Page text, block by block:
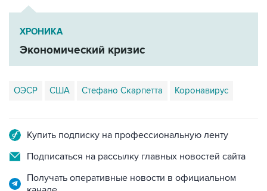
ХРОНИКА
Экономический кризис
ОЭСР США Стефано Скарпетта Коронавирус
Купить подписку на профессиональную ленту
Подписаться на рассылку главных новостей сайта
Получать оперативные новости в официальном